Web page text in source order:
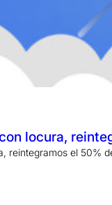
locura,
reintegramos el 50%